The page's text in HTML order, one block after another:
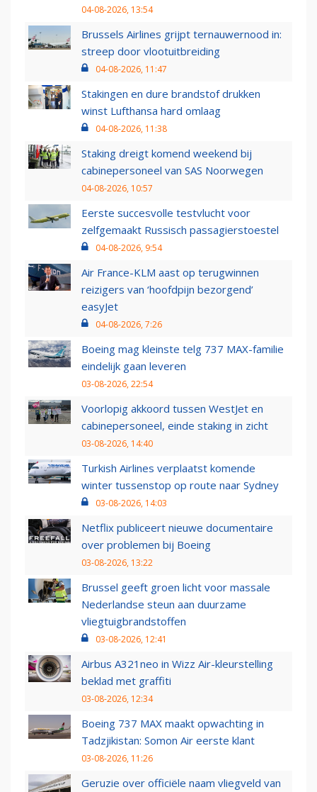
04-08-2026, 13:54
Brussels Airlines grijpt ternauwernood in:
streep door vlootuitbreiding
04-08-2026, 11:47
Stakingen en dure brandstof drukken
winst Lufthansa hard omlaag
04-08-2026, 11:38
Staking dreigt komend weekend bij
cabinepersoneel van SAS Noorwegen
04-08-2026, 10:57
Eerste succesvolle testvlucht voor
zelfgemaakt Russisch passagierstoestel
04-08-2026, 9:54
Air France-KLM aast op terugwinnen
reizigers van ‘hoofdpijn bezorgend’
easyJet
04-08-2026, 7:26
Boeing mag kleinste telg 737 MAX-familie
eindelijk gaan leveren
03-08-2026, 22:54
Voorlopig akkoord tussen WestJet en
cabinepersoneel, einde staking in zicht
03-08-2026, 14:40
Turkish Airlines verplaatst komende
winter tussenstop op route naar Sydney
03-08-2026, 14:03
Netflix publiceert nieuwe documentaire
over problemen bij Boeing
03-08-2026, 13:22
Brussel geeft groen licht voor massale
Nederlandse steun aan duurzame
vliegtuigbrandstoffen
03-08-2026, 12:41
Airbus A321neo in Wizz Air-kleurstelling
beklad met graffiti
03-08-2026, 12:34
Boeing 737 MAX maakt opwachting in
Tadzjikistan: Somon Air eerste klant
03-08-2026, 11:26
Geruzie over officiële naam vliegveld van